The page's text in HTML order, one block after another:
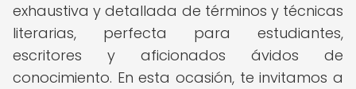
exhaustiva y detallada de términos y técnicas
literarias, perfecta para estudiantes,
escritores y aficionados ávidos de
conocimiento. En esta ocasión, te invitamos a